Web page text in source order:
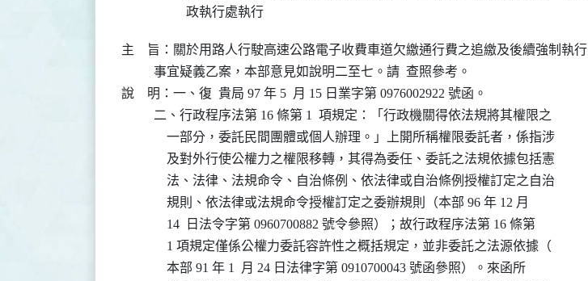
政執行處執行
主    旨：關於用路人行駛高速公路電子收費車道欠繳通行費之追繳及後續強制執行
          事宜疑義乙案，本部意見如說明二至七。請  查照參考。
說    明：一、復  貴局 97 年 5  月 15 日業字第 0976002922 號函。
          二、行政程序法第 16 條第 1  項規定：「行政機關得依法規將其權限之
              一部分，委託民間團體或個人辦理。」上開所稱權限委託者，係指涉
              及對外行使公權力之權限移轉，其得為委任、委託之法規依據包括憲
              法、法律、法規命令、自治條例、依法律或自治條例授權訂定之自治
              規則、依法律或法規命令授權訂定之委辦規則（本部 96 年 12 月
              14  日法令字第 0960700882 號令參照）；故行政程序法第 16 條第
              1 項規定僅係公權力委託容許性之概括規定，並非委託之法源依據（
              本部 91 年 1  月 24 日法律字第 0910700043 號函參照）。來函所